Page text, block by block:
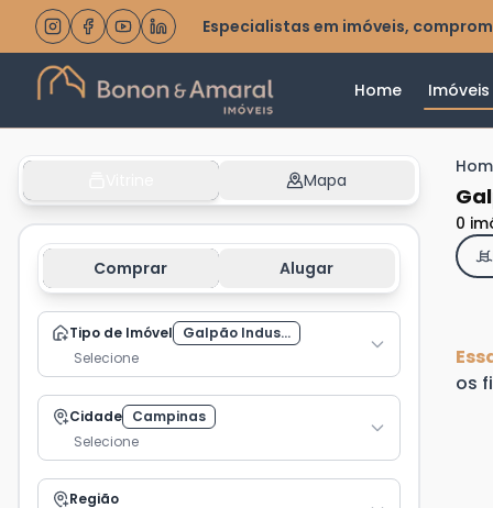
Especialistas em imóveis,
Home Imóveis
Mapa
Comprar Alugar
Tipo de Imóvel
Galpão Indus...
Selecione
Cidade Campinas
Selecione
Região
0
os